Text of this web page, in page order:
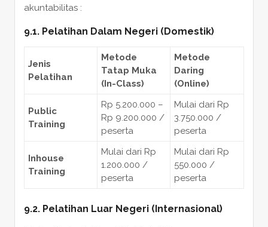
akuntabilitas :
9.1. Pelatihan Dalam Negeri (Domestik)
Jenis
Pelatihan
Metode
Tatap Muka
(In-Class)
Metode
Daring
(Online)
Public
Training
Rp 5.200.000 –
Rp 9.200.000 /
peserta
Mulai dari Rp
3.750.000 /
peserta
Inhouse
Training
Mulai dari Rp
1.200.000 /
peserta
Mulai dari Rp
550.000 /
peserta
9.2. Pelatihan Luar Negeri (Internasional)